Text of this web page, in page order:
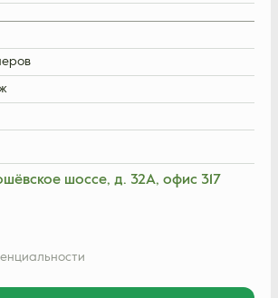
шоссе, д. 32А, офис 317